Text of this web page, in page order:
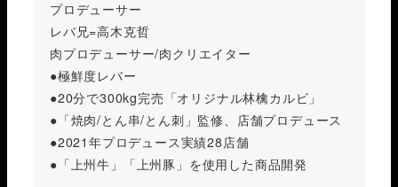
プロデューサー
レバ兄=高木克哲
肉プロデューサー/肉クリエイター
●極鮮度レバー
●20分で300kg完売「オリジナル林檎カルビ」
●「焼肉/とん串/とん刺」監修、店舗プロデュース
●2021年プロデュース実績28店舗
●「上州牛」「上州豚」を使用した商品開発